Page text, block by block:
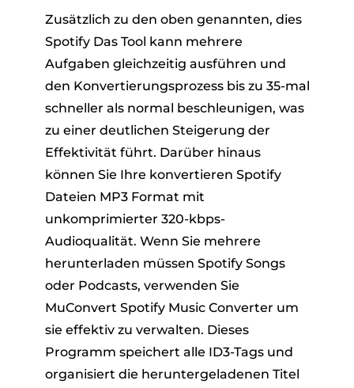
Zusätzlich zu den oben genannten, dies
Spotify Das Tool kann mehrere
Aufgaben gleichzeitig ausführen und
den Konvertierungsprozess bis zu 35-mal
schneller als normal beschleunigen, was
zu einer deutlichen Steigerung der
Effektivität führt. Darüber hinaus
können Sie Ihre konvertieren Spotify
Dateien MP3 Format mit
unkomprimierter 320-kbps-
Audioqualität. Wenn Sie mehrere
herunterladen müssen Spotify Songs
oder Podcasts, verwenden Sie
MuConvert Spotify Music Converter um
sie effektiv zu verwalten. Dieses
Programm speichert alle ID3-Tags und
organisiert die heruntergeladenen Titel